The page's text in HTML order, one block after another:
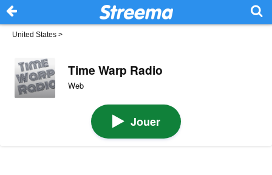
United States >
Time Warp Radio
Web
Jouer